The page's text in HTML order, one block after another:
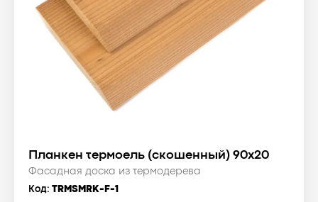
Планкен термоель (скошенный) 90x20
Фасадная доска из термодерева
Код: TRMSMRK-F-1